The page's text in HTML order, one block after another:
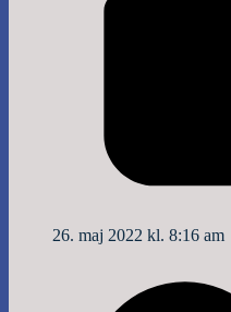
26. maj 2022 kl. 8:16 am